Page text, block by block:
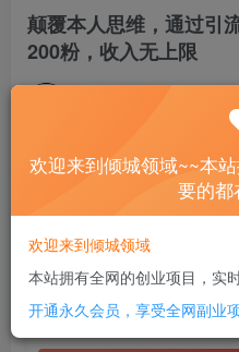
颠覆本人思维，通过引
200粉，收入无上限
此内容为付费资源，请付费后查
￥
SVIP全站会员免费
付费资源
欢迎来到倾城领域~~本
要的都
欢迎来到倾城领域
本站拥有全网的创业项目，实
开通永久会员，享受全网副业